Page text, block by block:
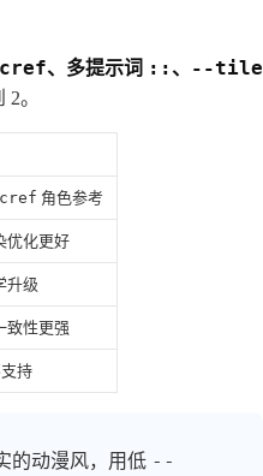
、多提示词 ::、 --tile
2。
角色参考
优化更好
升级
致性更强
持
的动漫风，用低 --